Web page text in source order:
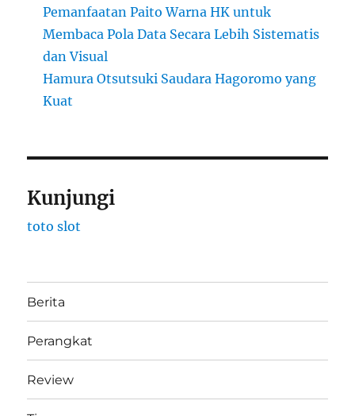
Pemanfaatan Paito Warna HK untuk
Membaca Pola Data Secara Lebih Sistematis
dan Visual
Hamura Otsutsuki Saudara Hagoromo yang
Kuat
Kunjungi
toto slot
Berita
Perangkat
Review